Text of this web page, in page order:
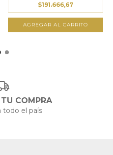
$191.666,67
COMPRA
todo el país